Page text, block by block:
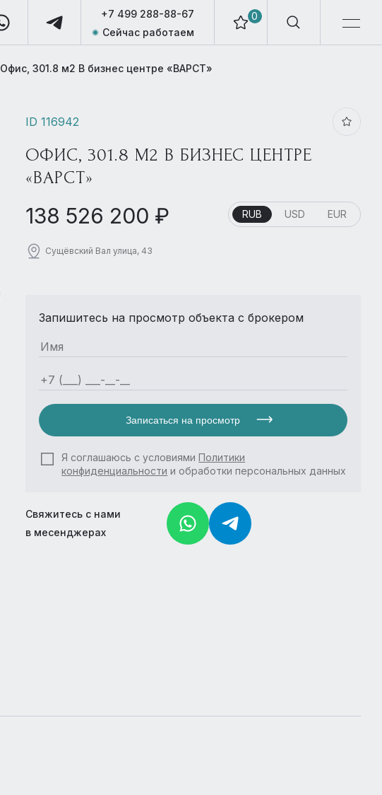
0
+7 499 288-88-67
Сейчас работаем
Офис, 301.8 м2 В бизнес центре «ВАРСТ»
ID 116942
ОФИС, 301.8 М2 В БИЗНЕС ЦЕНТРЕ
«ВАРСТ»
138 526 200 ₽ RUB USD EUR
Сущёвский Вал улица, 43
Запишитесь на просмотр объекта с брокером
Записаться на просмотр
Я соглашаюсь с условиямиПолитики
конфиденциальности и обработки персональных данных
Свяжитесь с нами
в месенджерах